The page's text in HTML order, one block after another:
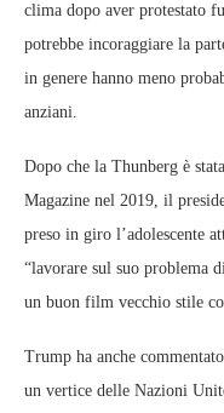
clima dopo aver protestato
potrebbe incoraggiare la
in genere hanno meno
anziani.
Dopo che la Thunberg è
Magazine nel 2019, il
preso in giro l’adolescente
“lavorare sul suo problema
un buon film vecchio stile
Trump ha anche
un vertice delle Nazioni